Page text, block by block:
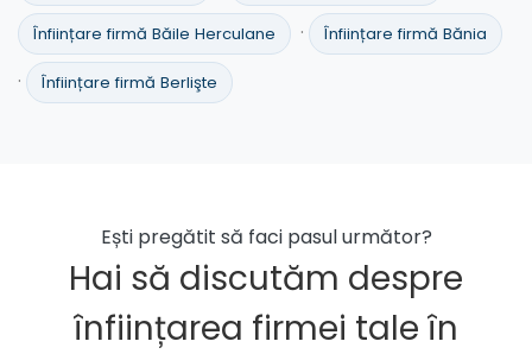
Înființare firmă Băile Herculane · Înființare firmă Bănia
· Înființare firmă Berlişte
Ești pregătit să faci pasul următor?
Hai să discutăm despre
înființarea firmei tale în